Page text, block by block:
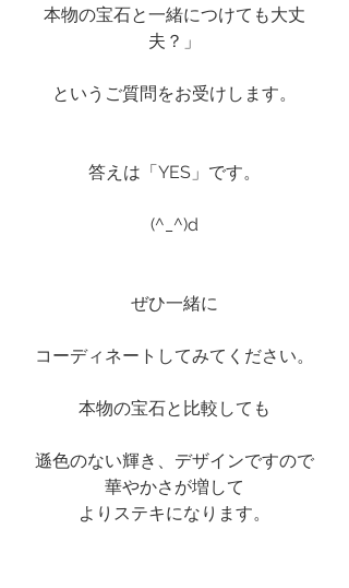
本物の宝石と一緒につけても大丈
夫？」
というご質問をお受けします。
答えは「YES」です。
(^_^)d
ぜひ一緒に
コーディネートしてみてください。
本物の宝石と比較しても
遜色のない輝き、デザインですので
華やかさが増して
よりステキになります。